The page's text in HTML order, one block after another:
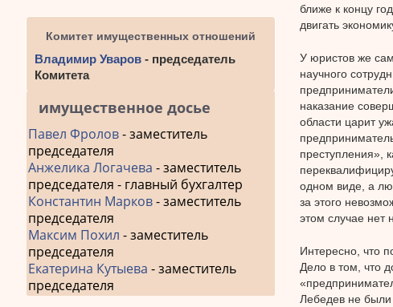
ближе к концу
двигать
У юристов же
научного
наказание
области царит
преступления»,
одном виде, а
за этого
этом случае нет
Интересно, что
Дело в том, что
Лебедев не
Комитет имущественных отношений
Владимир Уваров - председатель
Комитета
имущественное досье
Павел Фролов- заместитель
председателя
Анжелика Логачева - заместитель
председателя - главный бухгалтер
Константин Марков- заместитель
председателя
Максим Похил - заместитель
председателя
Екатерина Кутыева - заместитель
председателя